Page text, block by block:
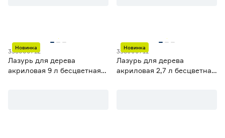
Новинка
358000712
Лазурь для дерева
акриловая 9 л бесцветная
Новинка
358000711
Лазурь для дерева
акриловая 2,7 л бесцветная